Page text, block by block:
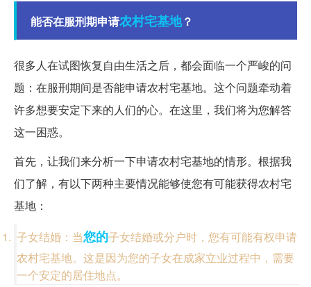
能否在服刑期申请农村宅基地？
很多人在试图恢复自由生活之后，都会面临一个严峻的问
题：在服刑期间是否能申请农村宅基地。这个问题牵动着
许多想要安定下来的人们的心。在这里，我们将为您解答
这一困惑。
首先，让我们来分析一下申请农村宅基地的情形。根据我
们了解，有以下两种主要情况能够使您有可能获得农村宅
基地：
子女结婚：当您的子女结婚或分户时，您有可能有权申请
农村宅基地。这是因为您的子女在成家立业过程中，需要
一个安定的居住地点。